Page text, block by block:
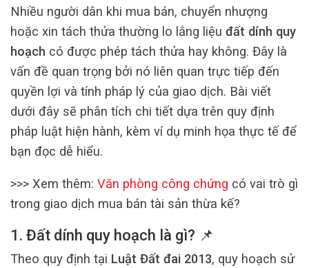
Nhiều người dân khi mua bán, chuyển nhượng
hoặc xin tách thửa thường lo lắng liệu đất dính quy
hoạch có được phép tách thửa hay không. Đây là
vấn đề quan trọng bởi nó liên quan trực tiếp đến
quyền lợi và tính pháp lý của giao dịch. Bài viết
dưới đây sẽ phân tích chi tiết dựa trên quy định
pháp luật hiện hành, kèm ví dụ minh họa thực tế để
bạn đọc dễ hiểu.
>>> Xem thêm: Văn phòng công chứng có vai trò gì
trong giao dịch mua bán tài sản thừa kế?
1. Đất dính quy hoạch là gì? 📌
Theo quy định tại Luật Đất đai 2013, quy hoạch sử